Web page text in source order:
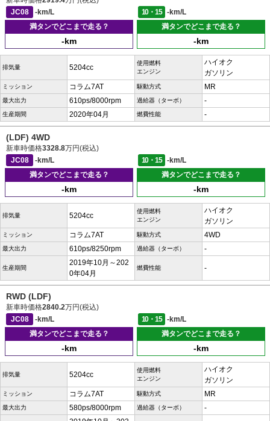
JC08
-km/L 10・15
-km/L
満タンでどこまで走る？
-km
満タンでどこまで走る？
-km
排気量 5204cc
使用燃料
エンジン
ハイオク
ガソリン
ミッション コラム7AT 駆動方式 MR
最大出力 610ps/8000rpm 過給器（ターボ） -
生産期間 2020年04月 燃費性能 -
(LDF) 4WD
新車時価格3328.8万円(税込)
JC08
-km/L 10・15
-km/L
満タンでどこまで走る？
-km
満タンでどこまで走る？
-km
排気量 5204cc
使用燃料
エンジン
ハイオク
ガソリン
ミッション コラム7AT 駆動方式 4WD
最大出力 610ps/8250rpm 過給器（ターボ） -
生産期間
2019年10月～202
0年04月
燃費性能 -
RWD (LDF)
新車時価格2840.2万円(税込)
JC08
-km/L 10・15
-km/L
満タンでどこまで走る？
-km
満タンでどこまで走る？
-km
排気量 5204cc
使用燃料
エンジン
ハイオク
ガソリン
ミッション コラム7AT 駆動方式 MR
最大出力 580ps/8000rpm 過給器（ターボ） -